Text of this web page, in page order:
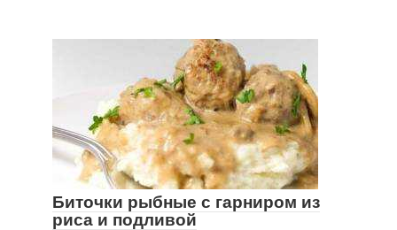
Биточки рыбные с гарниром из
риса и подливой